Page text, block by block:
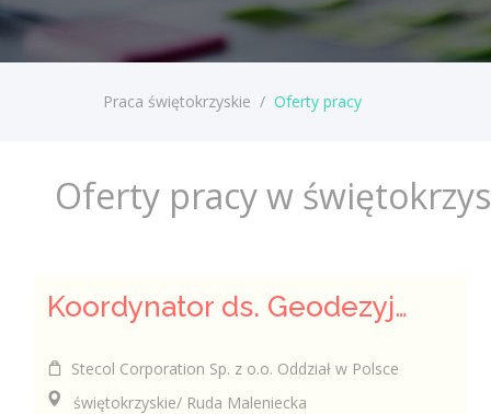
Praca świętokrzyskie / Oferty pracy
Oferty pracy w
Koordynator ds. Geodezyjnych
Stecol Corporation Sp. z o.o. Oddział w Polsce
świętokrzyskie/ Ruda Maleniecka